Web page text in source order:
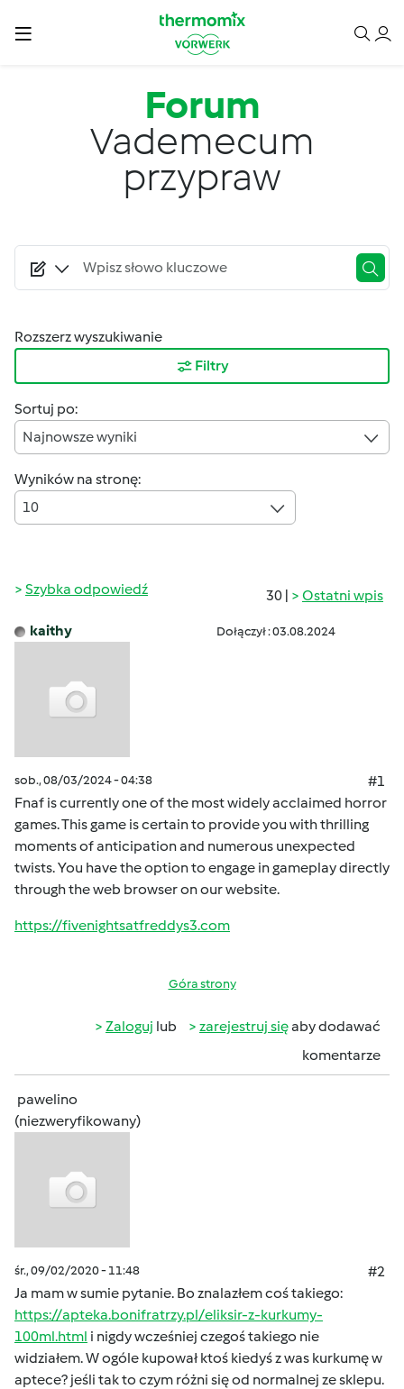
Forum
Vademecum
przypraw
Rozszerz wyszukiwanie
Filtry
Sortuj po:
Najnowsze wyniki
Wyników na stronę:
10
30 | Ostatni wpis
Szybka odpowiedź
kaithy Dołączył : 03.08.2024
sob., 08/03/2024 - 04:38
#1
Fnaf is currently one of the most widely acclaimed horror
games. This game is certain to provide you with thrilling
moments of anticipation and numerous unexpected
twists. You have the option to engage in gameplay directly
through the web browser on our website.
https://fivenightsatfreddys3.com
Góra strony
Zaloguj lub zarejestruj sięaby dodawać
komentarze
pawelino
(niezweryfikowany)
śr., 09/02/2020 - 11:48
#2
Ja mam w sumie pytanie. Bo znalazłem coś takiego:
https://apteka.bonifratrzy.pl/eliksir-z-kurkumy-
100ml.html i nigdy wcześniej czegoś takiego nie
widziałem. W ogóle kupował ktoś kiedyś z was kurkumę w
aptece? jeśli tak to czym różni się od normalnej ze sklepu.